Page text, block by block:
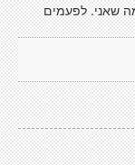
שאני. לפעמים